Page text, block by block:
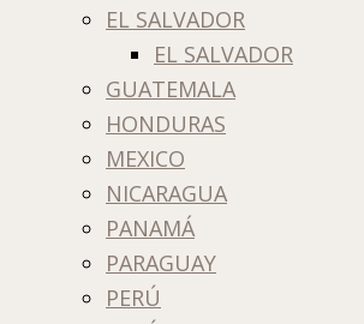
EL SALVADOR
EL SALVADOR
GUATEMALA
HONDURAS
MEXICO
NICARAGUA
PANAMÁ
PARAGUAY
PERÚ